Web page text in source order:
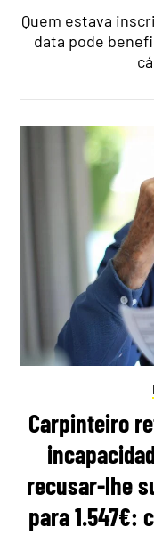
Quem estava
data pode
Carpinteiro
recusar-lhe
para 1.547€: